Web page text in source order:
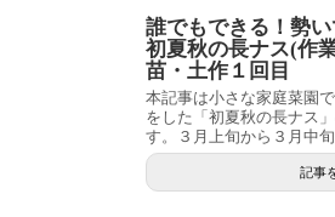
誰でもできる！勢
初夏秋の長ナス(作
苗・土作１回目
本記事は小さな家庭菜園
をした「初夏秋の長ナス
す。３月上旬から３月中
記事